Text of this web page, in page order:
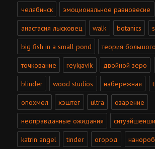
челябинск эмоциональное равновесие
анастасия лысковец walk botanics
big fish in a small pond теория
точкование reykjavík двойной зеро
blinder wood studios набережная
опохмел хэштег ultra озарение
неоправданные ожидания
katrin angel tinder огород